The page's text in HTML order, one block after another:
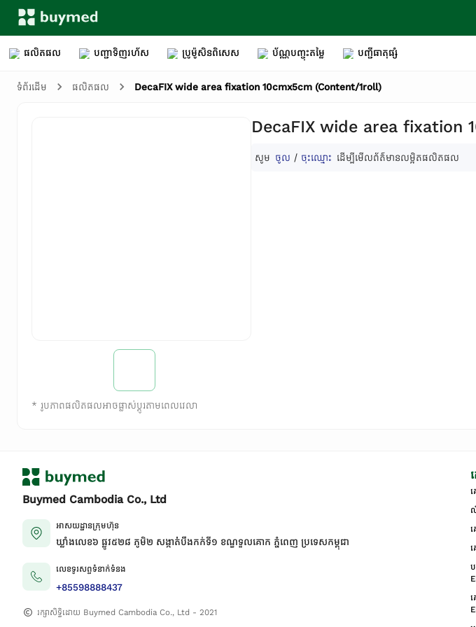
ផលិតផល បញ្ជាទិញរហ័ស ប្រូម៉ូសិនពិសេស ប័ណ្ណបញ្ចុះតម្លៃ បញ្ជីធាតុផ្សំ
ទំព័រដើម ផលិតផល DecaFIX wide area fixation 10cmx5cm (Content/1roll)
* រូបភាពផលិតផលអាចផ្លាស់ប្តូរតាមពេលវេលា
DecaFIX wide area fixation
សូម ចូល / ចុះឈ្មោះ ដើម្បីមើលព័ត៌មានលម្អិតផលិតផល
Buymed Cambodia Co., Ltd
អាសយដ្ឋានក្រុមហ៊ុន
ឃ្លាំងលេខ៦ ផ្លូវ៥២៨ ភូមិ២ សង្កាត់់បឹងកក់ទី១ ខណ្ឌទួលគោក ភ្នំពេញ ប្រទេសកម្ពុជា
លេខទូរសព្ទទំនាក់ទំនង
+85598888437
រក្សាសិទ្ធិដោយ Buymed Cambodia Co., Ltd - 2021